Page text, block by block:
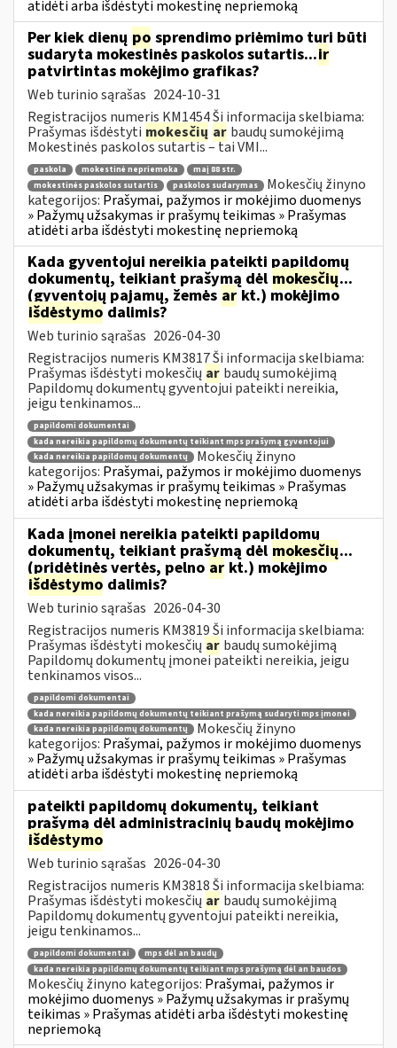
atidėti arba išdėstyti mokestinę nepriemoką
Per kiek dienų po sprendimo priėmimo turi būti
sudaryta mokestinės paskolos sutartis...ir
patvirtintas mokėjimo grafikas?
Web turinio sąrašas 2024-10-31
Registracijos numeris KM1454 Ši informacija skelbiama:
Prašymas išdėstyti mokesčių ar baudų sumokėjimą
Mokestinės paskolos sutartis – tai VMI...
paskola mokestinė nepriemoka
maį 88 str.
mokestinės paskolos sutartis
paskolos sudarymas
Mokesčių žinyno
kategorijos: Prašymai, pažymos ir mokėjimo duomenys
» Pažymų užsakymas ir prašymų teikimas » Prašymas
atidėti arba išdėstyti mokestinę nepriemoką
Kada gyventojui nereikia pateikti papildomų
dokumentų, teikiant prašymą dėl mokesčių...
(gyventojų pajamų, žemės ar kt.) mokėjimo
išdėstymo dalimis?
Web turinio sąrašas 2026-04-30
Registracijos numeris KM3817 Ši informacija skelbiama:
Prašymas išdėstyti mokesčių ar baudų sumokėjimą
Papildomų dokumentų gyventojui pateikti nereikia,
jeigu tenkinamos...
papildomi dokumentai
kada nereikia papildomų dokumentų teikiant mps prašymą gyventojui
kada nereikia papildomų dokumentų
Mokesčių žinyno
kategorijos: Prašymai, pažymos ir mokėjimo duomenys
» Pažymų užsakymas ir prašymų teikimas » Prašymas
atidėti arba išdėstyti mokestinę nepriemoką
Kada įmonei nereikia pateikti papildomų
dokumentų, teikiant prašymą dėl mokesčių...
(pridėtinės vertės, pelno ar kt.) mokėjimo
išdėstymo dalimis?
Web turinio sąrašas 2026-04-30
Registracijos numeris KM3819 Ši informacija skelbiama:
Prašymas išdėstyti mokesčių ar baudų sumokėjimą
Papildomų dokumentų įmonei pateikti nereikia, jeigu
tenkinamos visos...
papildomi dokumentai
kada nereikia papildomų dokumentų teikiant prašymą sudaryti mps įmonei
kada nereikia papildomų dokumentų
Mokesčių žinyno
kategorijos: Prašymai, pažymos ir mokėjimo duomenys
» Pažymų užsakymas ir prašymų teikimas » Prašymas
atidėti arba išdėstyti mokestinę nepriemoką
pateikti papildomų dokumentų, teikiant
prašymą dėl administracinių baudų mokėjimo
išdėstymo
Web turinio sąrašas 2026-04-30
Registracijos numeris KM3818 Ši informacija skelbiama:
Prašymas išdėstyti mokesčių ar baudų sumokėjimą
Papildomų dokumentų gyventojui pateikti nereikia,
jeigu tenkinamos...
papildomi dokumentai
mps dėl an baudų
kada nereikia papildomų dokumentų teikiant mps prašymą dėl an baudos
Mokesčių žinyno kategorijos: Prašymai, pažymos ir
mokėjimo duomenys » Pažymų užsakymas ir prašymų
teikimas » Prašymas atidėti arba išdėstyti mokestinę
nepriemoką